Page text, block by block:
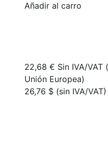
Añadir al carro
22,68 € Sin IVA/VAT
Unión Europea)
26,76 $ (sin IVA/VAT)